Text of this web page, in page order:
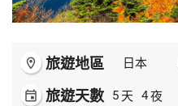
room 旅遊地區 日本
event 旅遊天數 5 天 4夜